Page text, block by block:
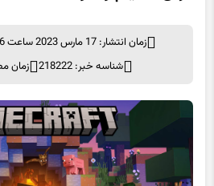
زمان انتشار: 17 مارس 2023 ساعت 7:16
شناسه خبر: 218222
زمان